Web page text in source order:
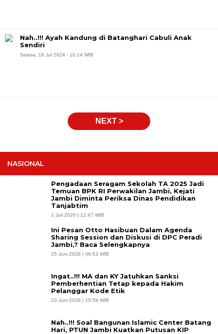
NASIONAL
Pengadaan Seragam Sekolah TA 2025 Jadi
Temuan BPK RI Perwakilan Jambi, Kejati
Jambi Diminta Periksa Dinas Pendidikan
Tanjabtim
1 Juli 2026 | 12:47 WIB
Ini Pesan Otto Hasibuan Dalam Agenda
Sharing Session dan Diskusi di DPC Peradi
Jambi,? Baca Selengkapnya
25 Juni 2026 | 06:53 WIB
Ingat..!!! MA dan KY Jatuhkan Sanksi
Pemberhentian Tetap kepada Hakim
Pelanggar Kode Etik
10 Juni 2026 | 15:59 WIB
Nah..!!! Soal Bangunan Islamic Center Batang
Hari, PTUN Jambi Kuatkan Putusan KIP
Nah..!!! Ayah Kandung di Batanghari Cabuli Anak
Sendiri
Selasa, 16 Jul 2024 - 10:14 WIB
NEXT >